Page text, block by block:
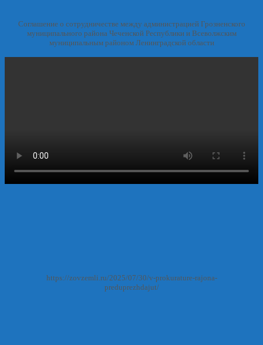
Соглашение о сотрудничестве между администрацией Грозненского
муниципального района Чеченской Республики и Всеволжским
муниципальным районом Ленинградской области
https://zovzemli.ru/2025/07/30/v-prokurature-rajona-
preduprezhdajut/